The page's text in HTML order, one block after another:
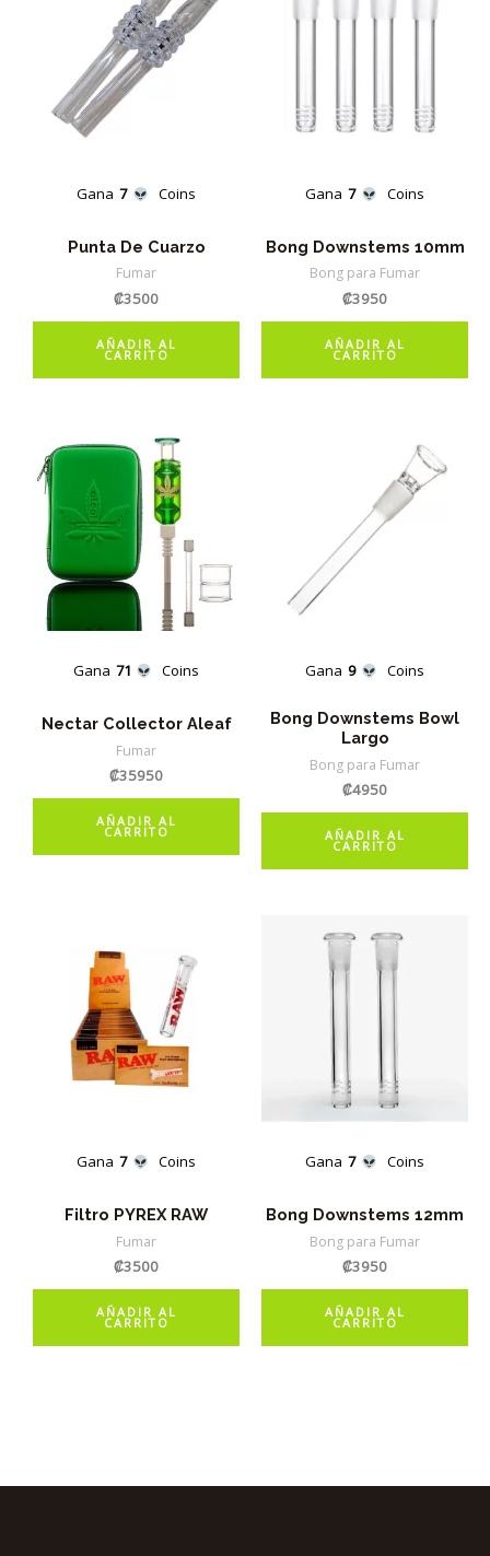
Gana 7 Coins
Punta De Cuarzo
Fumar
₡3500
AÑADIR AL
CARRITO
Gana 7 Coins
Bong Downstems 10mm
Bong para Fumar
₡3950
AÑADIR AL
CARRITO
Gana 71 Coins
Nectar Collector Aleaf
Fumar
₡35950
AÑADIR AL
CARRITO
Gana 9 Coins
Bong Downstems Bowl
Largo
Bong para Fumar
₡4950
AÑADIR AL
CARRITO
Gana 7 Coins
Filtro PYREX RAW
Fumar
₡3500
AÑADIR AL
CARRITO
Gana 7 Coins
Bong Downstems 12mm
Bong para Fumar
₡3950
AÑADIR AL
CARRITO